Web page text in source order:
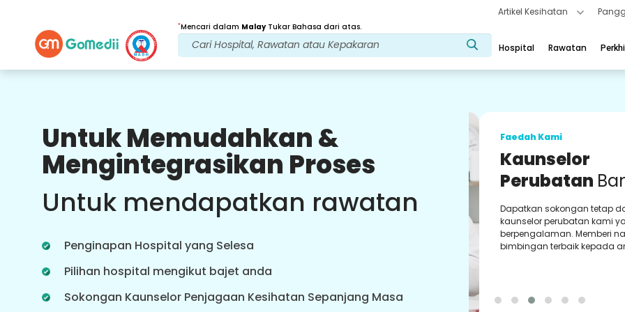
Artikel Kesihatan
*Mencari dalam MalayTukar Bahasa dari atas.
Hospital Rawatan
Untuk Memudahkan &
Mengintegrasikan Proses
Untuk mendapatkan rawatan
Penginapan Hospital yang Selesa
Pilihan hospital mengikut bajet anda
Sokongan Kaunselor Penjagaan Kesihatan Sepanjang Masa
Faedah Kami
Rawatan Selepas
penjagaan susulan
Dapatkan sokongan perubatan dan
setiap masa. Kemas kini berkala
Faedah Kami
Kaunselor
Perubatan
Dapatkan sokongan tetap
kaunselor perubatan kami
berpengalaman. Memberi
bimbingan terbaik kepada